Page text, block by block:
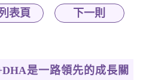
表頁 下一則
是一路領先的成長關